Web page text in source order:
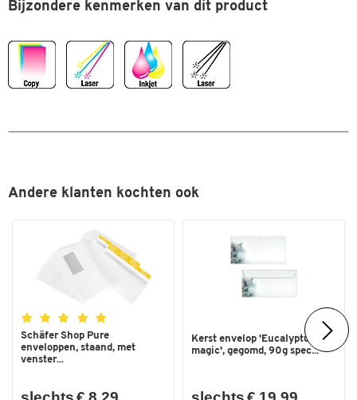
Gratis online sjablonen voor ontwerpen en labelen op de
Materiaal: 100% FSC®-papier, chloorvrij gebleekt
Kleur: wit
Afmetingen etiket: Ø 117 mm
Uitvoering permanent
Vorm rond
Kleur wit
Bijzondere kenmerken van dit product
Andere klanten kochten ook
Schäfer Shop Pure
enveloppen, staand, met
venster...
Kerst envelop 'Eucalyptus
magic', gegomd, 90g spec...